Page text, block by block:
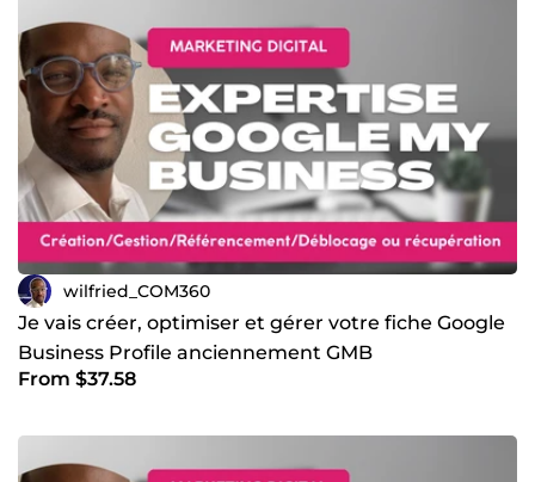
wilfried_COM360
Je vais créer, optimiser et gérer votre fiche Google
Business Profile anciennement GMB
From $37.58